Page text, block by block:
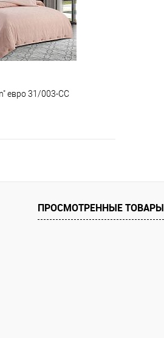
В наличии
евро 31/003-CC
ПРОСМОТРЕННЫЕ ТОВАРЫ